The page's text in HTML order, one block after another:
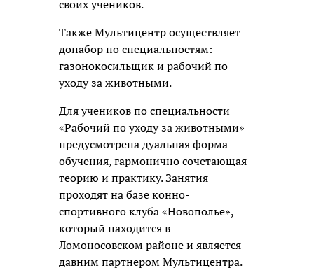
своих учеников.
Также Мультицентр осуществляет
донабор по специальностям:
газонокосильщик и рабочий по
уходу за животными.
Для учеников по специальности
«Рабочий по уходу за животными»
предусмотрена дуальная форма
обучения, гармонично сочетающая
теорию и практику. Занятия
проходят на базе конно-
спортивного клуба «Новополье»,
который находится в
Ломоносовском районе и является
давним партнером Мультицентра.